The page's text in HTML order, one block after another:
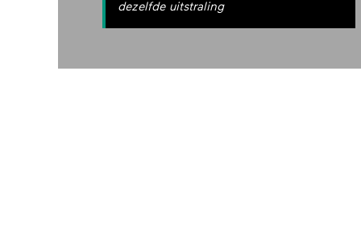
dezelfde uitstraling